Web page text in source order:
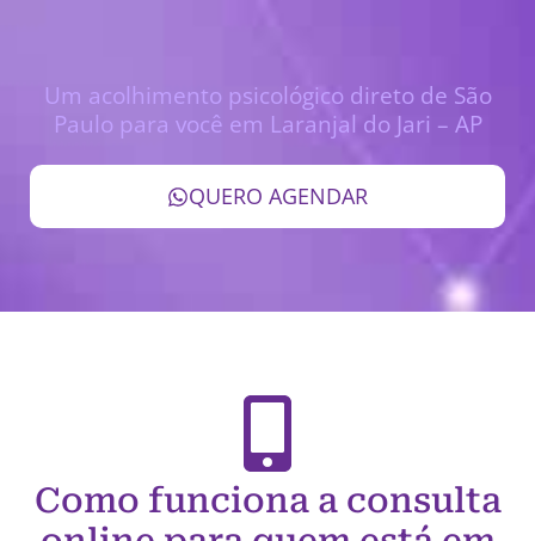
Um acolhimento psicológico direto de São
Paulo para você em Laranjal do Jari – AP
QUERO AGENDAR
Como funciona a consulta